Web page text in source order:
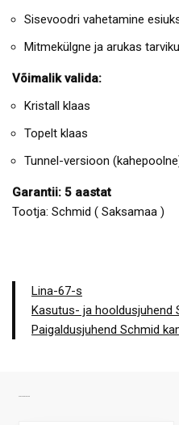
Sisevoodri vahetamine
Mitmekülgne ja arukas
Võimalik valida:
Kristall klaas
Topelt klaas
Tunnel-versioon
Garantii: 5 aastat
Tootja: Schmid ( Saksamaa )
Lina-67-s
Kasutus- ja hooldusjuhend
Paigaldusjuhend Schmid